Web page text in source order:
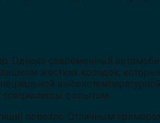
Однако современный
жестких колодок,
с опытом.
повезло. Отличным примером